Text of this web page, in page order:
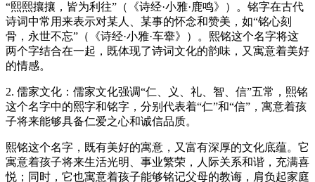
“熙熙攘攘，皆为利往”（《诗经·小雅·鹿鸣》）。铭字在古代
诗词中常用来表示对某人、某事的怀念和赞美，如“铭心刻
骨，永世不忘”（《诗经·小雅·车舝》）。熙铭这个名字将这
两个字结合在一起，既体现了诗词文化的韵味，又寓意着美好
的情感。
2. 儒家文化：儒家文化强调“仁、义、礼、智、信”五常，熙铭
这个名字中的熙字和铭字，分别代表着“仁”和“信”，寓意着孩
子将来能够具备仁爱之心和诚信品质。
熙铭这个名字，既有美好的寓意，又富有深厚的文化底蕴。它
寓意着孩子将来生活光明、事业繁荣，人际关系和谐，充满喜
悦；同时，它也寓意着孩子能够铭记父母的教诲，肩负起家庭